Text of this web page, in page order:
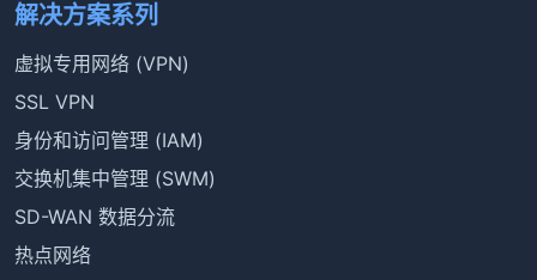
解决方案系列
虚拟专用网络 (VPN)
SSL VPN
身份和访问管理 (IAM)
交换机集中管理 (SWM)
SD-WAN 数据分流
热点网络